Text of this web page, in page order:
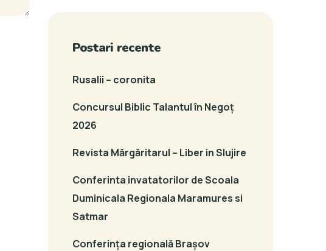
Postari recente
Rusalii – coronita
Concursul Biblic Talantul în Negoț
2026
Revista Mărgăritarul – Liber in Slujire
Conferinta invatatorilor de Scoala
Duminicala Regionala Maramures si
Satmar
Conferința regională Brașov